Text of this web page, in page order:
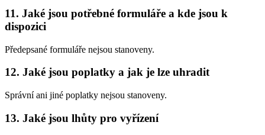
11. Jaké jsou potřebné formuláře a kde jsou k
dispozici
Předepsané formuláře nejsou stanoveny.
12. Jaké jsou poplatky a jak je lze uhradit
Správní ani jiné poplatky nejsou stanoveny.
13. Jaké jsou lhůty pro vyřízení